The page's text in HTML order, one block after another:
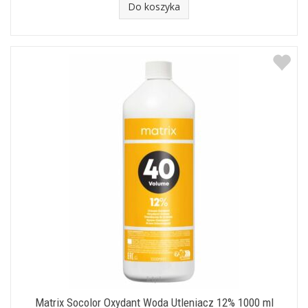
siwe włosy. - JOANNA WODA UTLENIACZ
W KREMIE 6% 1000 g - środek znanej i
nakładanie preparatu na włosy. Dobrze
rozjaśnia i nie niszczy włosów. - STAPIZ
WODA UTLENIONA W KREMIE 6% 1000
ml wyrób przeznaczony do wszystkich
zabiegów farbowania i rozjaśniania
włosów. Zawiera dużo środków
pielęgnujących i nawilżających. Wysoka
jakość na rozsądną cenę. - MILA MILAQUA
UTLENIACZ DO FARBY 1000ML 9%
emulsja utleniająca o kremowej
konsystencji do stosowania w
profesjonalnych gabinetach. Nadaje się
zarówno do farbowania jak i rozjaśniania
włosów. Zapewnia długotrwały efekt oraz
zawiera składniki, które nawilżają włosy i
TOPCHIC UTLENIACZ DO WŁOSÓW 12%
60ML - bardzo popularny utleniacz,
Do koszyka
Matrix Socolor Oxydant Woda Utleniacz 12% 1000 ml